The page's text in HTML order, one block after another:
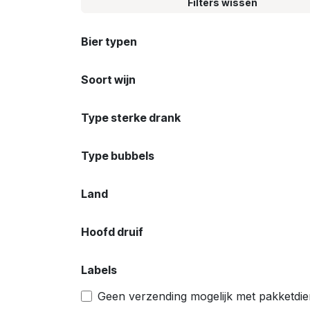
Filters wissen
Bier typen
Soort wijn
Type sterke drank
Type bubbels
Land
Hoofd druif
Labels
Geen verzending mogelijk met